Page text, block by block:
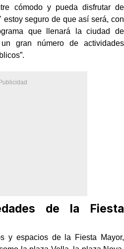
cómodo y pueda disfrutar de
estoy seguro de que así será, con
que llenará la ciudad de
gran número de actividades
de la Fiesta
y espacios de la Fiesta Mayor,